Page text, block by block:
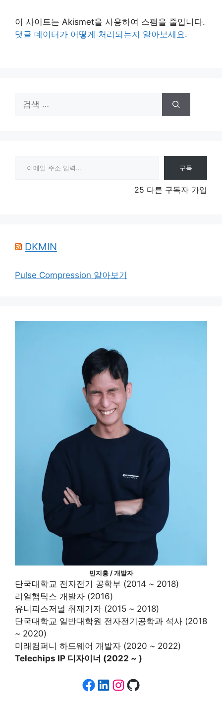
이 사이트는 Akismet을 사용하여 스팸을 줄입니다.
댓글 데이터가 어떻게 처리되는지 알아보세요.
색:
구독
25 다른 구독자 가입
DKMIN
Pulse Compression 알아보기
민지홍 / 개발자
단국대학교 전자전기 공학부 (2014 ~ 2018)
리얼햅틱스 개발자 (2016)
유니피스저널 취재기자 (2015 ~ 2018)
단국대학교 일반대학원 전자전기공학과 석사 (2018
~ 2020)
미래컴퍼니 하드웨어 개발자 (2020 ~ 2022)
Telechips IP 디자이너 (2022 ~ )
Facebook
LinkedIn
Instagram
GitHub